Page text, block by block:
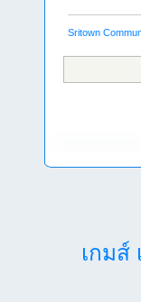
Sritown
เกมส์